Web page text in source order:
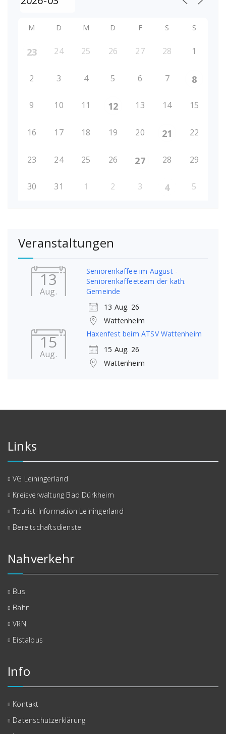
M D M D F S S
23 24 25 26 27 28 1
2 3 4 5 6 7 8
9 10 11 12 13 14 15
16 17 18 19 20 21 22
23 24 25 26 27 28 29
30 31 1 2 3 4 5
Veranstaltungen
13
Aug.
Seniorenkaffee im August -
Seniorenkaffeeteam der kath.
Gemeinde
13 Aug. 26
Wattenheim
15
Aug.
Haxenfest beim ATSV Wattenheim
15 Aug. 26
Wattenheim
Links
VG Leiningerland
Kreisverwaltung Bad Dürkheim
Tourist-Information Leiningerland
Bereitschaftsdienste
Nahverkehr
Bus
Bahn
VRN
Eistalbus
Info
Kontakt
Datenschutzerklärung